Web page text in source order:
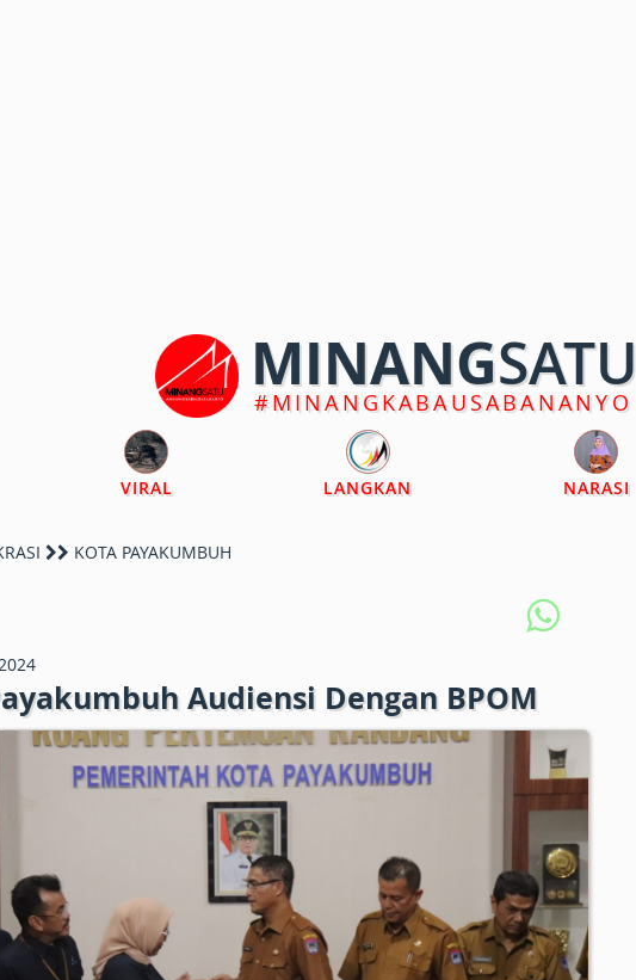
MINANGSATU
#MINANGKABAUSABANANYO
VIRAL LANGKAN NARASI
KOTA PAYAKUMBUH
Audiensi Dengan BPOM